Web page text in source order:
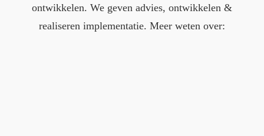
ontwikkelen. We geven advies, ontwikkelen &
realiseren implementatie. Meer weten over: